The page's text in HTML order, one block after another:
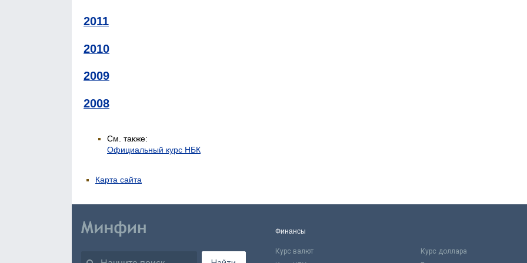
2011
2010
2009
2008
См. также:
Официальный курс НБК
Карта сайта
Финансы
Курс валют Курс доллара